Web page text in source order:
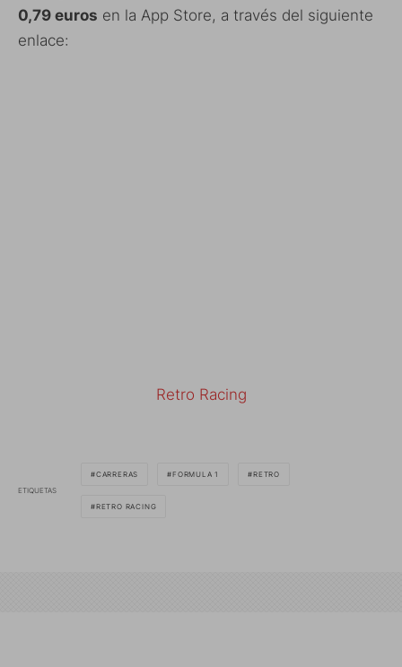
0,79 euros en la App Store, a través del siguiente
enlace:
Retro Racing
ETIQUETAS
CARRERAS FORMULA 1 RETRO
RETRO RACING